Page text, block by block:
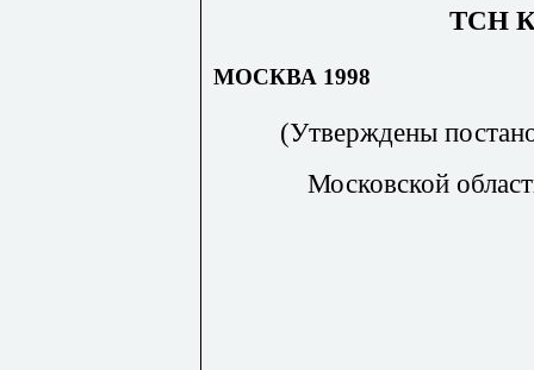
ТСН
МОСКВА 1998
(Утверждены
Московской